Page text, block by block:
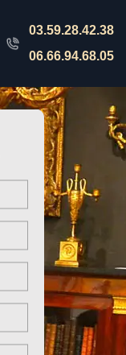
03.59.28.42.38
06.66.94.68.05